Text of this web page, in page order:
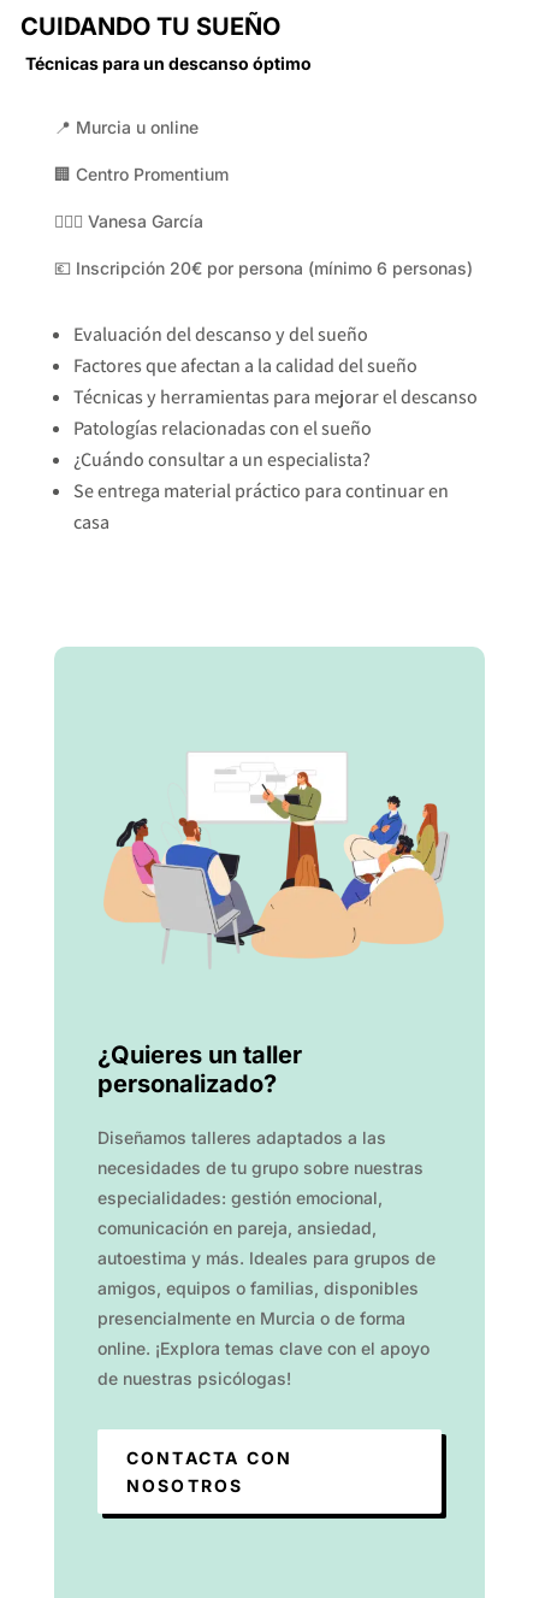
CUIDANDO TU SUEÑO
Técnicas para un descanso óptimo
📍 Murcia u online
🏢 Centro Promentium
👩🏻‍⚕️ Vanesa García
💶 Inscripción 20€ por persona (mínimo 6 personas)
Evaluación del descanso y del sueño
Factores que afectan a la calidad del sueño
Técnicas y herramientas para mejorar el descanso
Patologías relacionadas con el sueño
¿Cuándo consultar a un especialista?
Se entrega material práctico para continuar en
casa
¿Quieres un taller
personalizado?
Diseñamos talleres adaptados a las
necesidades de tu grupo sobre nuestras
especialidades: gestión emocional,
comunicación en pareja, ansiedad,
autoestima y más. Ideales para grupos de
amigos, equipos o familias, disponibles
presencialmente en Murcia o de forma
online. ¡Explora temas clave con el apoyo
de nuestras psicólogas!
CONTACTA CON
NOSOTROS